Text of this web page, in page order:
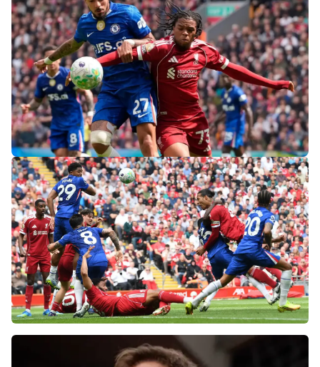
«Слот не тот человек»: болельщики
«Ливерпуля» и «Челси» разнесли тренеров
после ничьей на «Энфилде»
Фанаты «Ливерпуля» шокированы
неспособностью команды обыграть нынешний